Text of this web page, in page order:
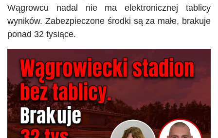
Wągrowcu nadal nie ma elektronicznej tablicy
wyników. Zabezpieczone środki są za małe, brakuje
ponad 32 tysiące.